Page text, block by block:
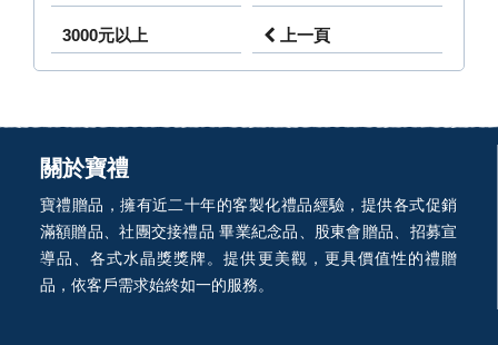
3000元以上 上一頁
關於寶禮
寶禮贈品，擁有近二十年的客製化禮品經驗，提供各式促銷
滿額贈品、社團交接禮品 畢業紀念品、股東會贈品、招募宣
導品、各式水晶獎獎牌。提供更美觀，更具價值性的禮贈
品，依客戶需求始終如一的服務。